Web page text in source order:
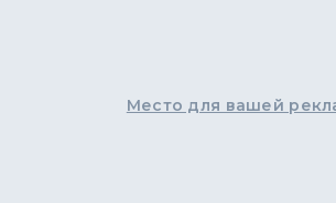
Место для вашей